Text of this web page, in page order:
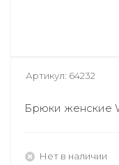
Артикул: 64232
Брюки женские
Нет в наличии